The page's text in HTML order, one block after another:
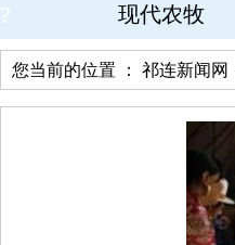
? 现代农牧
您当前的位置 ： 祁连新闻网